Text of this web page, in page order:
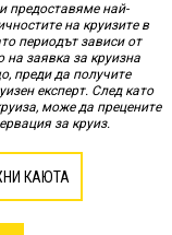
предоставяме най-
на круизите в
периодът зависи от
заявка за круизна
преди да получите
експерт. След като
може да прецените
за круиз.
КАЮТА